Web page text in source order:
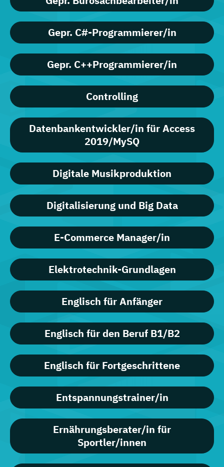
Gepr. C#-Programmierer/in
Gepr. C++Programmierer/in
Controlling
Datenbankentwickler/in für Access
2019/MySQ
Digitale Musikproduktion
Digitalisierung und Big Data
E-Commerce Manager/in
Elektrotechnik-Grundlagen
Englisch für Anfänger
Englisch für den Beruf B1/B2
Englisch für Fortgeschrittene
Entspannungstrainer/in
Ernährungsberater/in für
Sportler/innen